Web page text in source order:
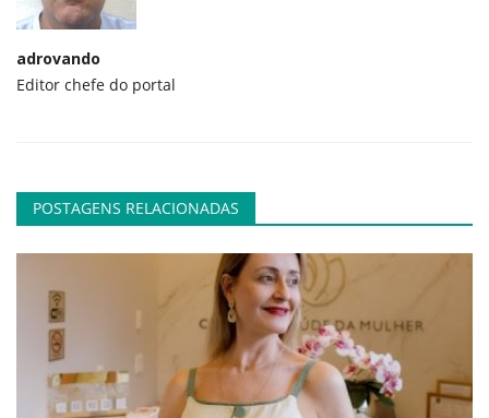
adrovando
Editor chefe do portal
POSTAGENS RELACIONADAS